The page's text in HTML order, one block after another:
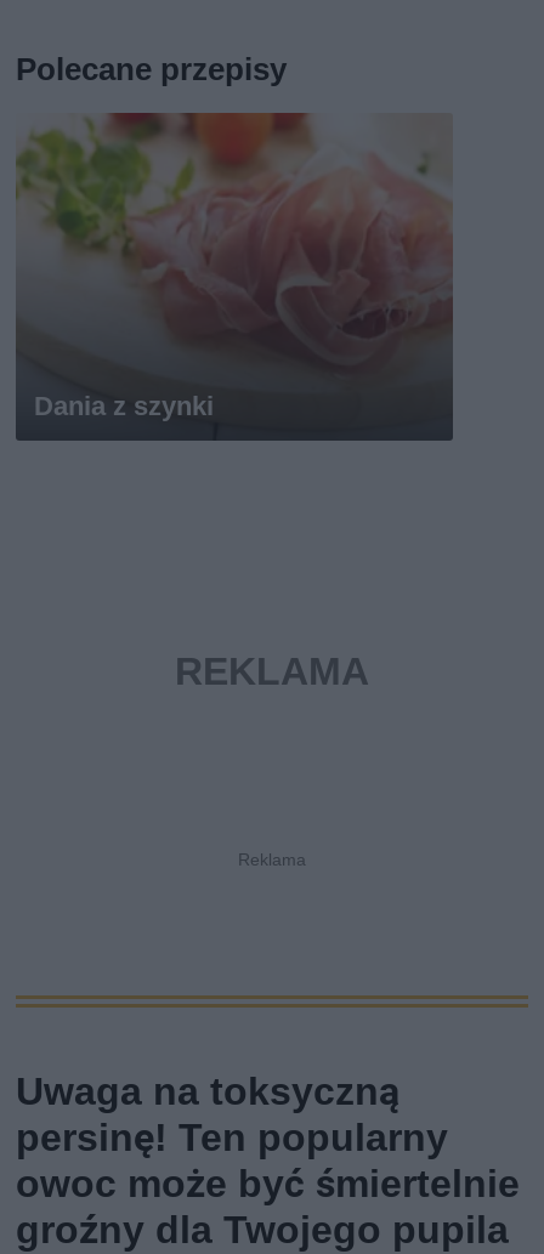
Polecane przepisy
Dania z szynki
Uwaga na toksyczną
persinę! Ten popularny
owoc może być śmiertelnie
groźny dla Twojego pupila